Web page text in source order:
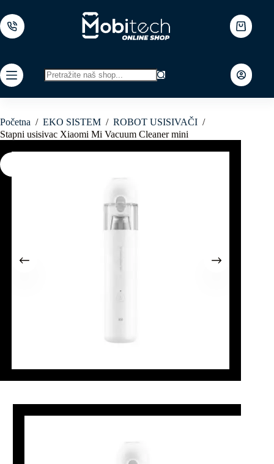
to
content
Shopping
cart
results
Početna / EKO SISTEM / ROBOT USISIVAČI /
Stapni usisivac Xiaomi Mi Vacuum Cleaner mini